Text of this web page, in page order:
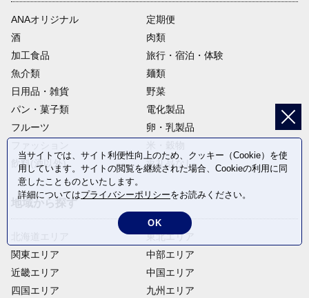
ANAオリジナル
定期便
酒
肉類
加工食品
旅行・宿泊・体験
魚介類
麺類
日用品・雑貨
野菜
パン・菓子類
電化製品
フルーツ
卵・乳製品
飲料(酒以外)
返礼品なし
地域から探す
関東エリア
近畿エリア
四国エリア
東北エリア
中部エリア
中国エリア
九州エリア
当サイトでは、サイト利便性向上のため、クッキー（Cookie）を使
用しています。サイトの閲覧を継続された場合、Cookieの利用に同
意したことものといたします。
詳細についてはプライバシーポリシーをお読みください。
OK